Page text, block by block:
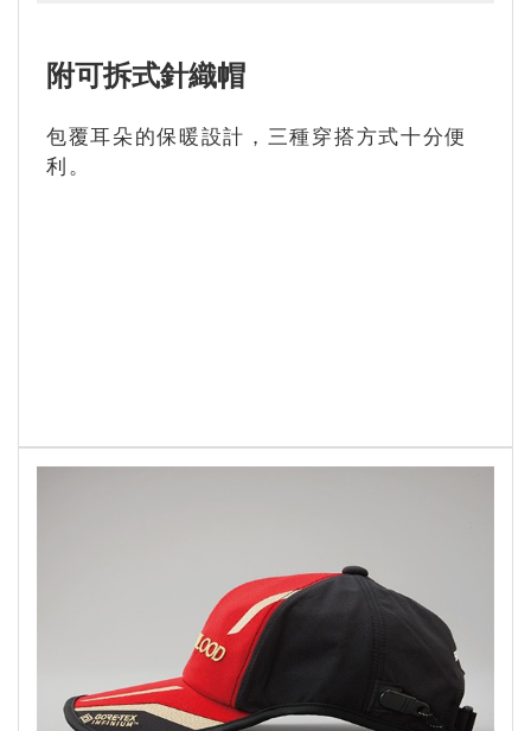
附可拆式針織帽
包覆耳朵的保暖設計，三種穿搭方式十分便
利。